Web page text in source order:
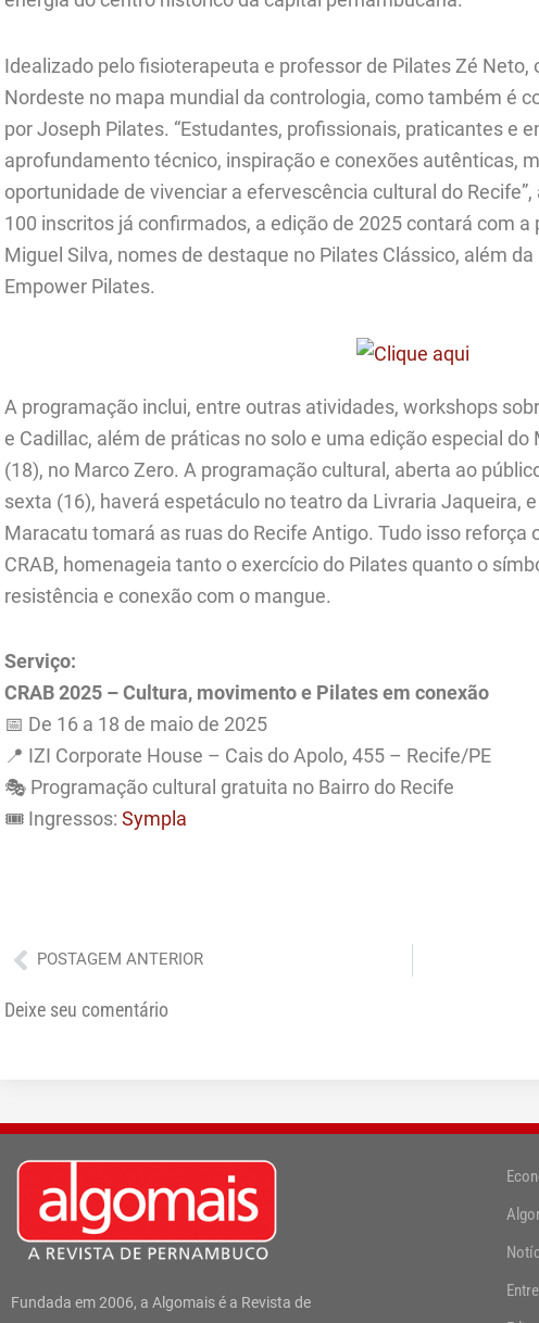
Idealizado pelo fisioterapeuta e professor de Pilates Zé Neto,
Nordeste no mapa mundial da contrologia, como também é
por Joseph Pilates. “Estudantes, profissionais, praticantes e
aprofundamento técnico, inspiração e conexões autênticas,
oportunidade de vivenciar a efervescência cultural do
100 inscritos já confirmados, a edição de 2025 contará com a
Miguel Silva, nomes de destaque no Pilates Clássico, além
Empower Pilates.
A programação inclui, entre outras atividades, workshops
e Cadillac, além de práticas no solo e uma edição especial
(18), no Marco Zero. A programação cultural, aberta ao
sexta (16), haverá espetáculo no teatro da Livraria Jaqueira,
Maracatu tomará as ruas do Recife Antigo. Tudo isso reforça
CRAB, homenageia tanto o exercício do Pilates quanto o
resistência e conexão com o mangue.
Serviço:
CRAB 2025 – Cultura, movimento e Pilates em conexão
📅 De 16 a 18 de maio de 2025
📍 IZI Corporate House – Cais do Apolo, 455 – Recife/PE
🎭 Programação cultural gratuita no Bairro do Recife
🎟️ Ingressos: Sympla
Anterior
POSTAGEM ANTERIOR
Deixe seu comentário
Fundada em 2006, a Algomais é a Revista de